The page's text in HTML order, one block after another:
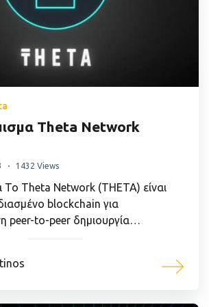
Theta Network
1432 Views
Το Theta Network (THETA) είναι
blockchain για
peer-to-peer δημιουργία…